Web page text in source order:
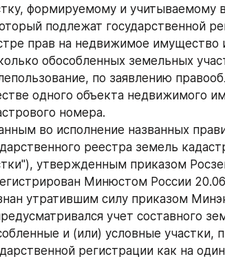
формируемому и учитываемому
подлежат государственной
прав на недвижимое имущество
обособленных земельных
по заявлению
одного объекта недвижимого
номера.
во исполнение названных
реестра земель
утвержденным приказом
Минюстом России
утратившим силу приказом
учет составного
и (или) условные участки,
регистрации как на